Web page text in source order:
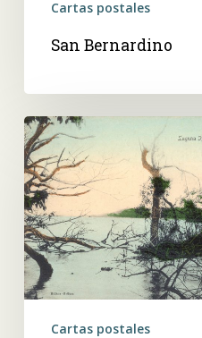
Cartas postales
San Bernardino
Laguna
Ypacaray
Cartas postales